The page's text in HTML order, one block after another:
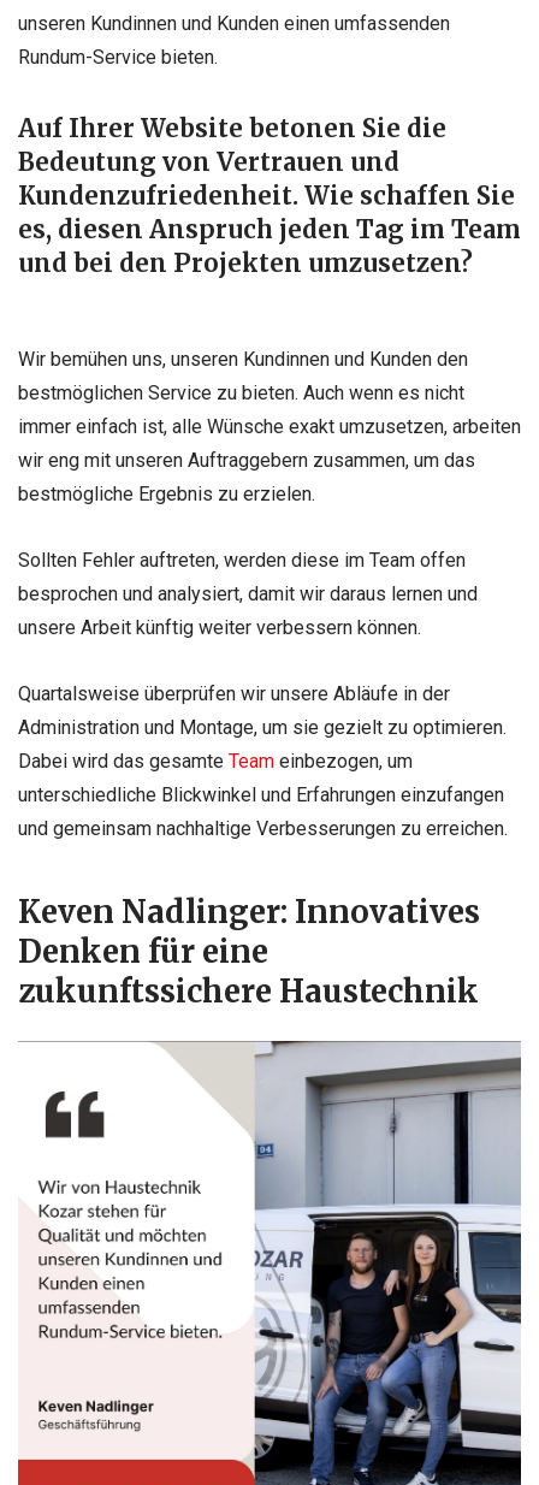
unseren Kundinnen und Kunden einen umfassenden
Rundum-Service bieten.
Auf Ihrer Website betonen Sie die
Bedeutung von Vertrauen und
Kundenzufriedenheit. Wie schaffen Sie
es, diesen Anspruch jeden Tag im Team
und bei den Projekten umzusetzen?
Wir bemühen uns, unseren Kundinnen und Kunden den
bestmöglichen Service zu bieten. Auch wenn es nicht
immer einfach ist, alle Wünsche exakt umzusetzen, arbeiten
wir eng mit unseren Auftraggebern zusammen, um das
bestmögliche Ergebnis zu erzielen.
Sollten Fehler auftreten, werden diese im Team offen
besprochen und analysiert, damit wir daraus lernen und
unsere Arbeit künftig weiter verbessern können.
Quartalsweise überprüfen wir unsere Abläufe in der
Administration und Montage, um sie gezielt zu optimieren.
Dabei wird das gesamte Team einbezogen, um
unterschiedliche Blickwinkel und Erfahrungen einzufangen
und gemeinsam nachhaltige Verbesserungen zu erreichen.
Keven Nadlinger: Innovatives
Denken für eine
zukunftssichere Haustechnik